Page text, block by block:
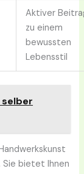
Aktiver
zu einem
bewussten
Lebensstil
selber
Sie bietet Ihnen